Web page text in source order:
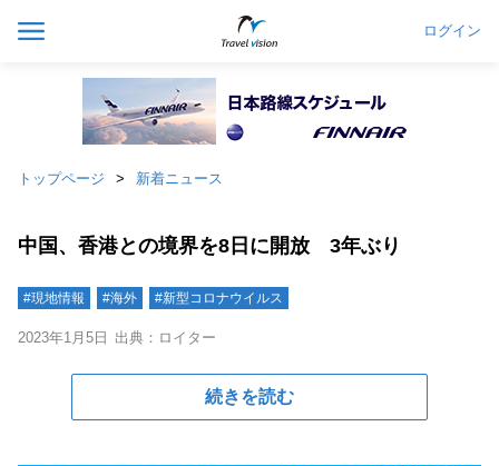
ログイン
トップページ 新着ニュース
中国、香港との境界を8日に開放 3年ぶり
#現地情報 #海外 #新型コロナウイルス
2023年1月5日 出典：ロイター
続きを読む